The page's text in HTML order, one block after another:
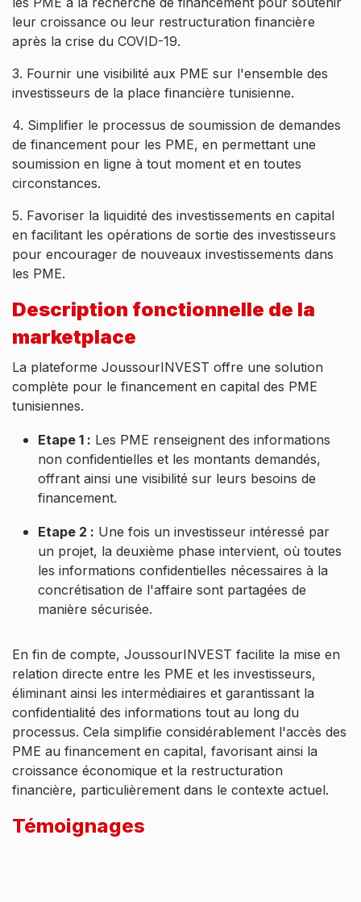
leur croissance ou leur restructuration financière
après la crise du COVID-19.
3. Fournir une visibilité aux PME sur l'ensemble des
investisseurs de la place financière tunisienne.
4. Simplifier le processus de soumission de demandes
de financement pour les PME, en permettant une
soumission en ligne à tout moment et en toutes
circonstances.
5. Favoriser la liquidité des investissements en capital
en facilitant les opérations de sortie des investisseurs
pour encourager de nouveaux investissements dans
les PME.
Description fonctionnelle de la
marketplace
La plateforme JoussourINVEST offre une solution
complète pour le financement en capital des PME
tunisiennes.
Etape 1 : Les PME renseignent des informations
non confidentielles et les montants demandés,
offrant ainsi une visibilité sur leurs besoins de
financement.
Etape 2 : Une fois un investisseur intéressé par
un projet, la deuxième phase intervient, où toutes
les informations confidentielles nécessaires à la
concrétisation de l'affaire sont partagées de
manière sécurisée.
En fin de compte, JoussourINVEST facilite la mise en
relation directe entre les PME et les investisseurs,
éliminant ainsi les intermédiaires et garantissant la
confidentialité des informations tout au long du
processus. Cela simplifie considérablement l'accès des
PME au financement en capital, favorisant ainsi la
croissance économique et la restructuration
financière, particulièrement dans le contexte actuel.
Témoignages